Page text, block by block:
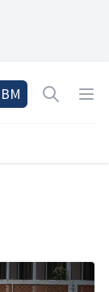
BM Open